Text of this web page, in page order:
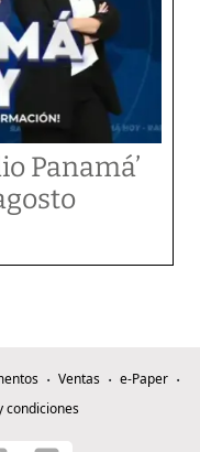
Panamá’
Ventas
e-Paper
condiciones